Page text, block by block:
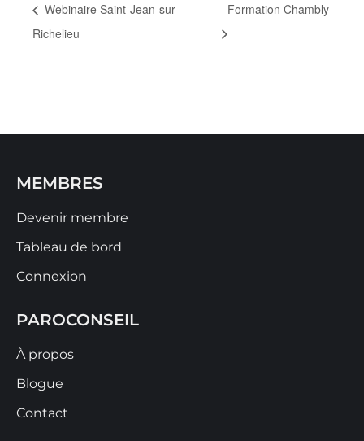
Webinaire Saint-Jean-sur-
Richelieu
Formation Chambly
MEMBRES
Devenir membre
Tableau de bord
Connexion
PAROCONSEIL
À propos
Blogue
Contact